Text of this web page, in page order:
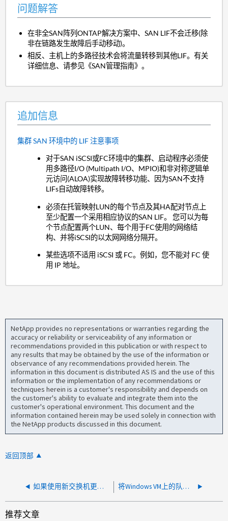
问题解答
在非全SAN阵列ONTAP解决方案中、SAN LIF不会迁移(除
非在链路发生故障后手动移动)。
相反、主机上的多路径技术会将流量转移到其他LIF。有关
详细信息、请参见《SAN管理指南》。
追加信息
集群 SAN 环境中的 LIF 注意事项
对于SAN iSCSI或FC环境中的集群、启动程序必须使
用多路径I/O (Multipath I/O、MPIO)和非对称逻辑单
元访问(ALOA)实现故障转移功能、因为SAN不支持
LIFs自动故障转移。
必须在托管映射LUN的每个节点及其HA配对节点上
至少配置一个采用相应协议的SAN LIF。 您可以为每
个节点配置两个LUN、每个用于FC使用的网络结
构、并将iSCSI的以太网网络分隔开。
某些选项不适用 iSCSI 或 FC。例如，您不能对 FC 使
用 IP 地址。
NetApp provides no representations or warranties regarding the
accuracy or reliability or serviceability of any information or
recommendations provided in this publication or with respect to
any results that may be obtained by the use of the information or
observance of any recommendations provided herein. The
information in this document is distributed AS IS and the use of this
information or the implementation of any recommendations or
techniques herein is a customer's responsibility and depends on
the customer's ability to evaluate and integrate them into the
customer's operational environment. This document and the
information contained herein may be used solely in connection with
the NetApp products discussed in this document.
返回顶部
如果使用新交换机更换旧交换机、LUN NAA ID是否会更改 将Windows VM上的队列深度从64更改为256、对NetApp NVMe命名空间上的队列有任何影响
推荐文章